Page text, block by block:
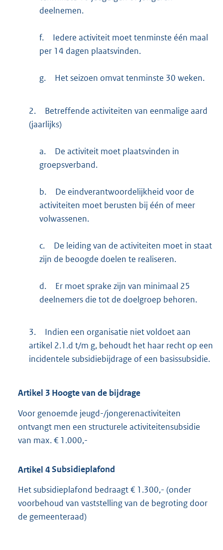
deelnemen.
f.
Iedere activiteit moet tenminste één maal
per 14 dagen plaatsvinden.
g. Het seizoen omvat tenminste 30 weken.
2.
Betreffende activiteiten van eenmalige aard
(jaarlijks)
a.
De activiteit moet plaatsvinden in
groepsverband.
b.
De eindverantwoordelijkheid voor de
activiteiten moet berusten bij één of meer
volwassenen.
c.
De leiding van de activiteiten moet in staat
zijn de beoogde doelen te realiseren.
d.
Er moet sprake zijn van minimaal 25
deelnemers die tot de doelgroep behoren.
3.
Indien een organisatie niet voldoet aan
artikel 2.1.d t/m g, behoudt het haar recht op een
incidentele subsidiebijdrage of een basissubsidie.
Artikel 3 Hoogte van de bijdrage
Voor genoemde jeugd-/jongerenactiviteiten
ontvangt men een structurele activiteitensubsidie
van max. € 1.000,-
Artikel 4Subsidieplafond
Het subsidieplafond bedraagt € 1.300,- (onder
voorbehoud van vaststelling van de begroting door
de gemeenteraad)